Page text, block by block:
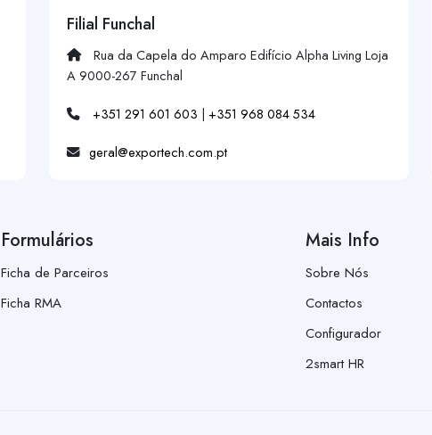
Filial Funchal
Rua da Capela do Amparo Edifício Alpha Living Loja
A 9000-267 Funchal
+351 291 601 603 | +351 968 084 534
geral@exportech.com.pt
Formulários
Ficha de Parceiros
Ficha RMA
Mais Info
Sobre Nós
Contactos
Configurador
2smart HR